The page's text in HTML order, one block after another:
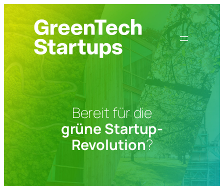
springen
Bereit für die
grüne Startup-
Revolution?